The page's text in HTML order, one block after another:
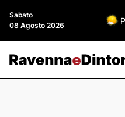
Sabato
08 Agosto 2026